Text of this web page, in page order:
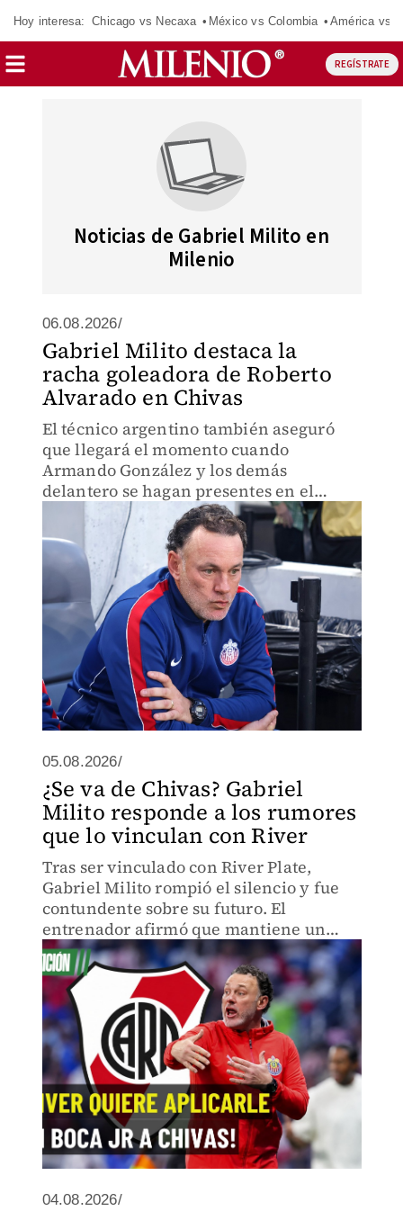
Hoy interesa: Chicago vs Necaxa México vs Colombia América vs
REGÍSTRATE
Noticias de Gabriel Milito en
Milenio
06.08.2026/
Gabriel Milito destaca la
racha goleadora de Roberto
Alvarado en Chivas
El técnico argentino también aseguró
que llegará el momento cuando
Armando González y los demás
delantero se hagan presentes en el
05.08.2026/
¿Se va de Chivas? Gabriel
Milito responde a los rumores
que lo vinculan con River
Tras ser vinculado con River Plate,
Gabriel Milito rompió el silencio y fue
contundente sobre su futuro. El
entrenador afirmó que mantiene un
fuerte compromiso con Chivas y que
está totalmente enfocado en el proyecto
rojiblanco.
04.08.2026/